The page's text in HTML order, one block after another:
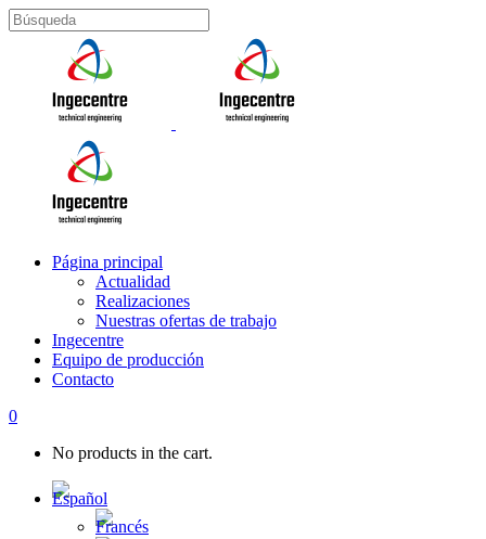
Página principal
Actualidad
Realizaciones
Nuestras ofertas de trabajo
Ingecentre
Equipo de producción
Contacto
0
No products in the cart.